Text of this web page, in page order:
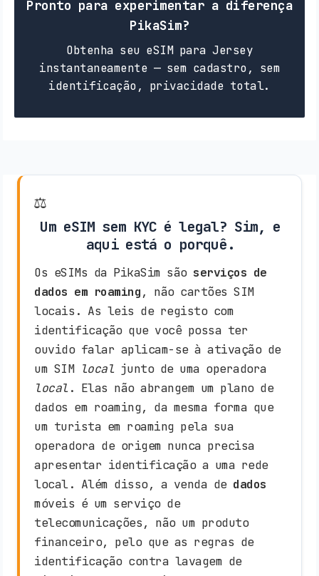
Pronto para experimentar a diferença
PikaSim?
Obtenha seu eSIM para Jersey
instantaneamente — sem cadastro, sem
identificação, privacidade total.
⚖️
Um eSIM sem KYC é legal? Sim, e
aqui está o porquê.
Os eSIMs da PikaSim são serviços de
dados em roaming, não cartões SIM
locais. As leis de registo com
identificação que você possa ter
ouvido falar aplicam-se à ativação de
um SIM local junto de uma operadora
local . Elas não abrangem um plano de
dados em roaming, da mesma forma que
um turista em roaming pela sua
operadora de origem nunca precisa
apresentar identificação a uma rede
local. Além disso, a venda de dados
móveis é um serviço de
telecomunicações, não um produto
financeiro, pelo que as regras de
identificação contra lavagem de